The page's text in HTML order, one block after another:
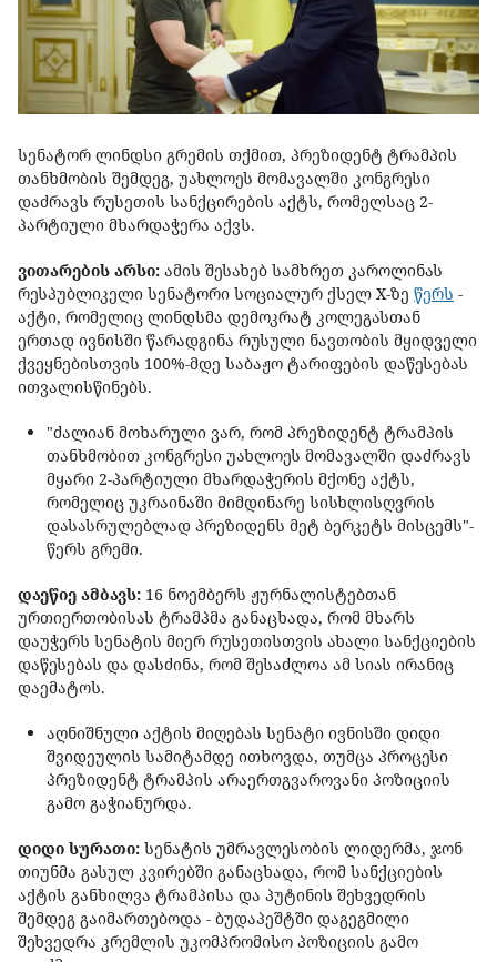
სენატორ ლინდსი გრემის თქმით, პრეზიდენტ ტრამპის
თანხმობის შემდეგ, უახლოეს მომავალში კონგრესი
დაძრავს რუსეთის სანქცირების აქტს, რომელსაც 2-
პარტიული მხარდაჭერა აქვს.
ვითარების არსი: ამის შესახებ სამხრეთ კაროლინას
რესპუბლიკელი სენატორი სოციალურ ქსელ X-ზე წერს -
აქტი, რომელიც ლინდსმა დემოკრატ კოლეგასთან
ერთად ივნისში წარადგინა რუსული ნავთობის მყიდველი
ქვეყნებისთვის 100%-მდე საბაჟო ტარიფების დაწესებას
ითვალისწინებს.
"ძალიან მოხარული ვარ, რომ პრეზიდენტ ტრამპის
თანხმობით კონგრესი უახლოეს მომავალში დაძრავს
მყარი 2-პარტიული მხარდაჭერის მქონე აქტს,
რომელიც უკრაინაში მიმდინარე სისხლისღვრის
დასასრულებლად პრეზიდენს მეტ ბერკეტს მისცემს"-
წერს გრემი.
დაეწიე ამბავს: 16 ნოემბერს ჟურნალისტებთან
ურთიერთობისას ტრამპმა განაცხადა, რომ მხარს
დაუჭერს სენატის მიერ რუსეთისთვის ახალი სანქციების
დაწესებას და დასძინა, რომ შესაძლოა ამ სიას ირანიც
დაემატოს.
აღნიშნული აქტის მიღებას სენატი ივნისში დიდი
შვიდეულის სამიტამდე ითხოვდა, თუმცა პროცესი
პრეზიდენტ ტრამპის არაერთგვაროვანი პოზიციის
გამო გაჭიანურდა.
დიდი სურათი: სენატის უმრავლესობის ლიდერმა, ჯონ
თიუნმა გასულ კვირებში განაცხადა, რომ სანქციების
აქტის განხილვა ტრამპისა და პუტინის შეხვედრის
შემდეგ გაიმართებოდა - ბუდაპეშტში დაგეგმილი
შეხვედრა კრემლის უკომპრომისო პოზიციის გამო